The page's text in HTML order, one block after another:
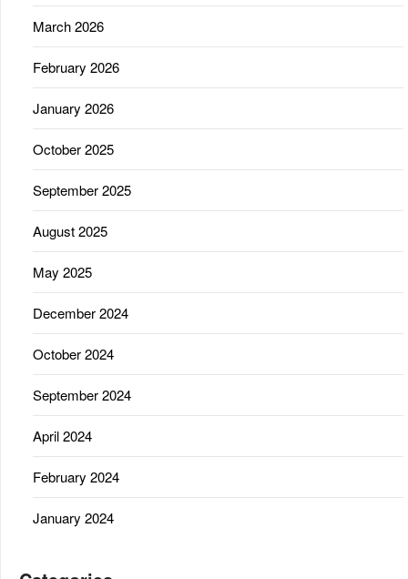
March 2026
February 2026
January 2026
October 2025
September 2025
August 2025
May 2025
December 2024
October 2024
September 2024
April 2024
February 2024
January 2024